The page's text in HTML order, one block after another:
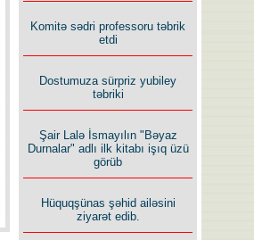
İlham İsmayıl yazır:
Rusiyanın süqutunu qaçılmaz
edən beş şərt
Komitə sədri professoru təbrik
etdi
Dostumuza sürpriz yubiley
təbriki
Şair Lalə İsmayılın "Bəyaz
Durnalar" adlı ilk kitabı işıq üzü
görüb
Hüquqşünas şəhid ailəsini
ziyarət edib.